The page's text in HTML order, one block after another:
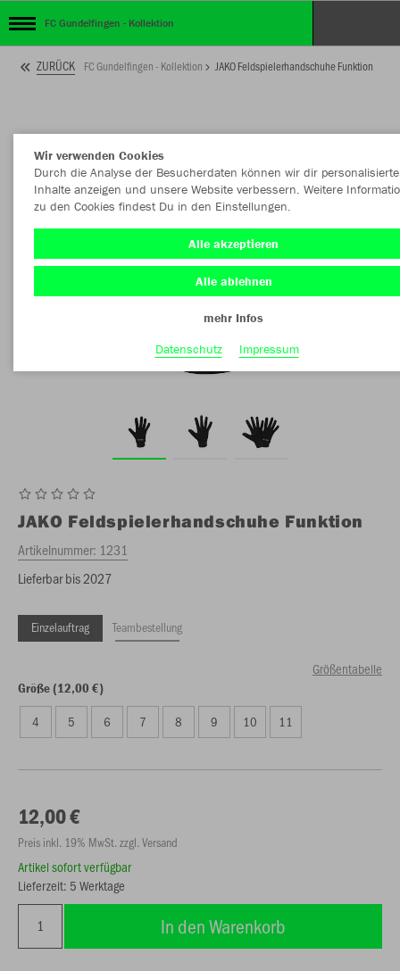
FC Gundelfingen - Kollektion
ZURÜCK FC Gundelfingen - Kollektion JAKO Feldspielerhandschuhe Funktion
JAKO Feldspielerhandschuhe Funktion
Artikelnummer: 1231
Lieferbar bis 2027
Einzelauftrag Teambestellung
Größentabelle
Größe (12,00 €)
4 5 6 7 8 9 10 11
12,00 €
Preis inkl. 19% MwSt. zzgl. Versand
Artikel sofort verfügbar
Lieferzeit: 5 Werktage
In den Warenkorb
Wir verwenden Cookies
Durch die Analyse der Besucherdaten können wir dir personalisierte
Inhalte anzeigen und unsere Website verbessern. Weitere
zu den Cookies findest Du in den Einstellungen.
Alle akzeptieren
Alle ablehnen
mehr Infos
Datenschutz
Impressum